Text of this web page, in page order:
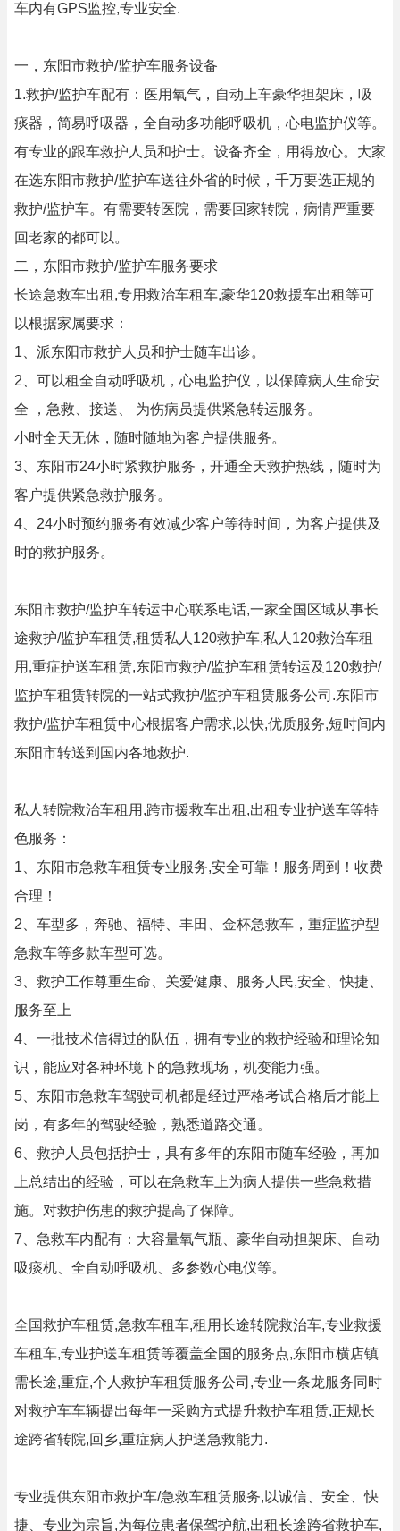
车内有GPS监控,专业安全.
一，东阳市救护/监护车服务设备
1.救护/监护车配有：医用氧气，自动上车豪华担架床，吸
痰器，简易呼吸器，全自动多功能呼吸机，心电监护仪等。
有专业的跟车救护人员和护士。设备齐全，用得放心。大家
在选东阳市救护/监护车送往外省的时候，千万要选正规的
救护/监护车。有需要转医院，需要回家转院，病情严重要
回老家的都可以。
二，东阳市救护/监护车服务要求
长途急救车出租,专用救治车租车,豪华120救援车出租等可
以根据家属要求：
1、派东阳市救护人员和护士随车出诊。
2、可以租全自动呼吸机，心电监护仪，以保障病人生命安
全 ，急救、接送、 为伤病员提供紧急转运服务。
小时全天无休，随时随地为客户提供服务。
3、东阳市24小时紧救护服务，开通全天救护热线，随时为
客户提供紧急救护服务。
4、24小时预约服务有效减少客户等待时间，为客户提供及
时的救护服务。
东阳市救护/监护车转运中心联系电话,一家全国区域从事长
途救护/监护车租赁,租赁私人120救护车,私人120救治车租
用,重症护送车租赁,东阳市救护/监护车租赁转运及120救护/
监护车租赁转院的一站式救护/监护车租赁服务公司.东阳市
救护/监护车租赁中心根据客户需求,以快,优质服务,短时间内
东阳市转送到国内各地救护.
私人转院救治车租用,跨市援救车出租,出租专业护送车等特
色服务：
1、东阳市急救车租赁专业服务,安全可靠！服务周到！收费
合理！
2、车型多，奔驰、福特、丰田、金杯急救车，重症监护型
急救车等多款车型可选。
3、救护工作尊重生命、关爱健康、服务人民,安全、快捷、
服务至上
4、一批技术信得过的队伍，拥有专业的救护经验和理论知
识，能应对各种环境下的急救现场，机变能力强。
5、东阳市急救车驾驶司机都是经过严格考试合格后才能上
岗，有多年的驾驶经验，熟悉道路交通。
6、救护人员包括护士，具有多年的东阳市随车经验，再加
上总结出的经验，可以在急救车上为病人提供一些急救措
施。对救护伤患的救护提高了保障。
7、急救车内配有：大容量氧气瓶、豪华自动担架床、自动
吸痰机、全自动呼吸机、多参数心电仪等。
全国救护车租赁,急救车租车,租用长途转院救治车,专业救援
车租车,专业护送车租赁等覆盖全国的服务点,东阳市横店镇
需长途,重症,个人救护车租赁服务公司,专业一条龙服务同时
对救护车车辆提出每年一采购方式提升救护车租赁,正规长
途跨省转院,回乡,重症病人护送急救能力.
专业提供东阳市救护车/急救车租赁服务,以诚信、安全、快
捷、专业为宗旨,为每位患者保驾护航,出租长途跨省救护车,